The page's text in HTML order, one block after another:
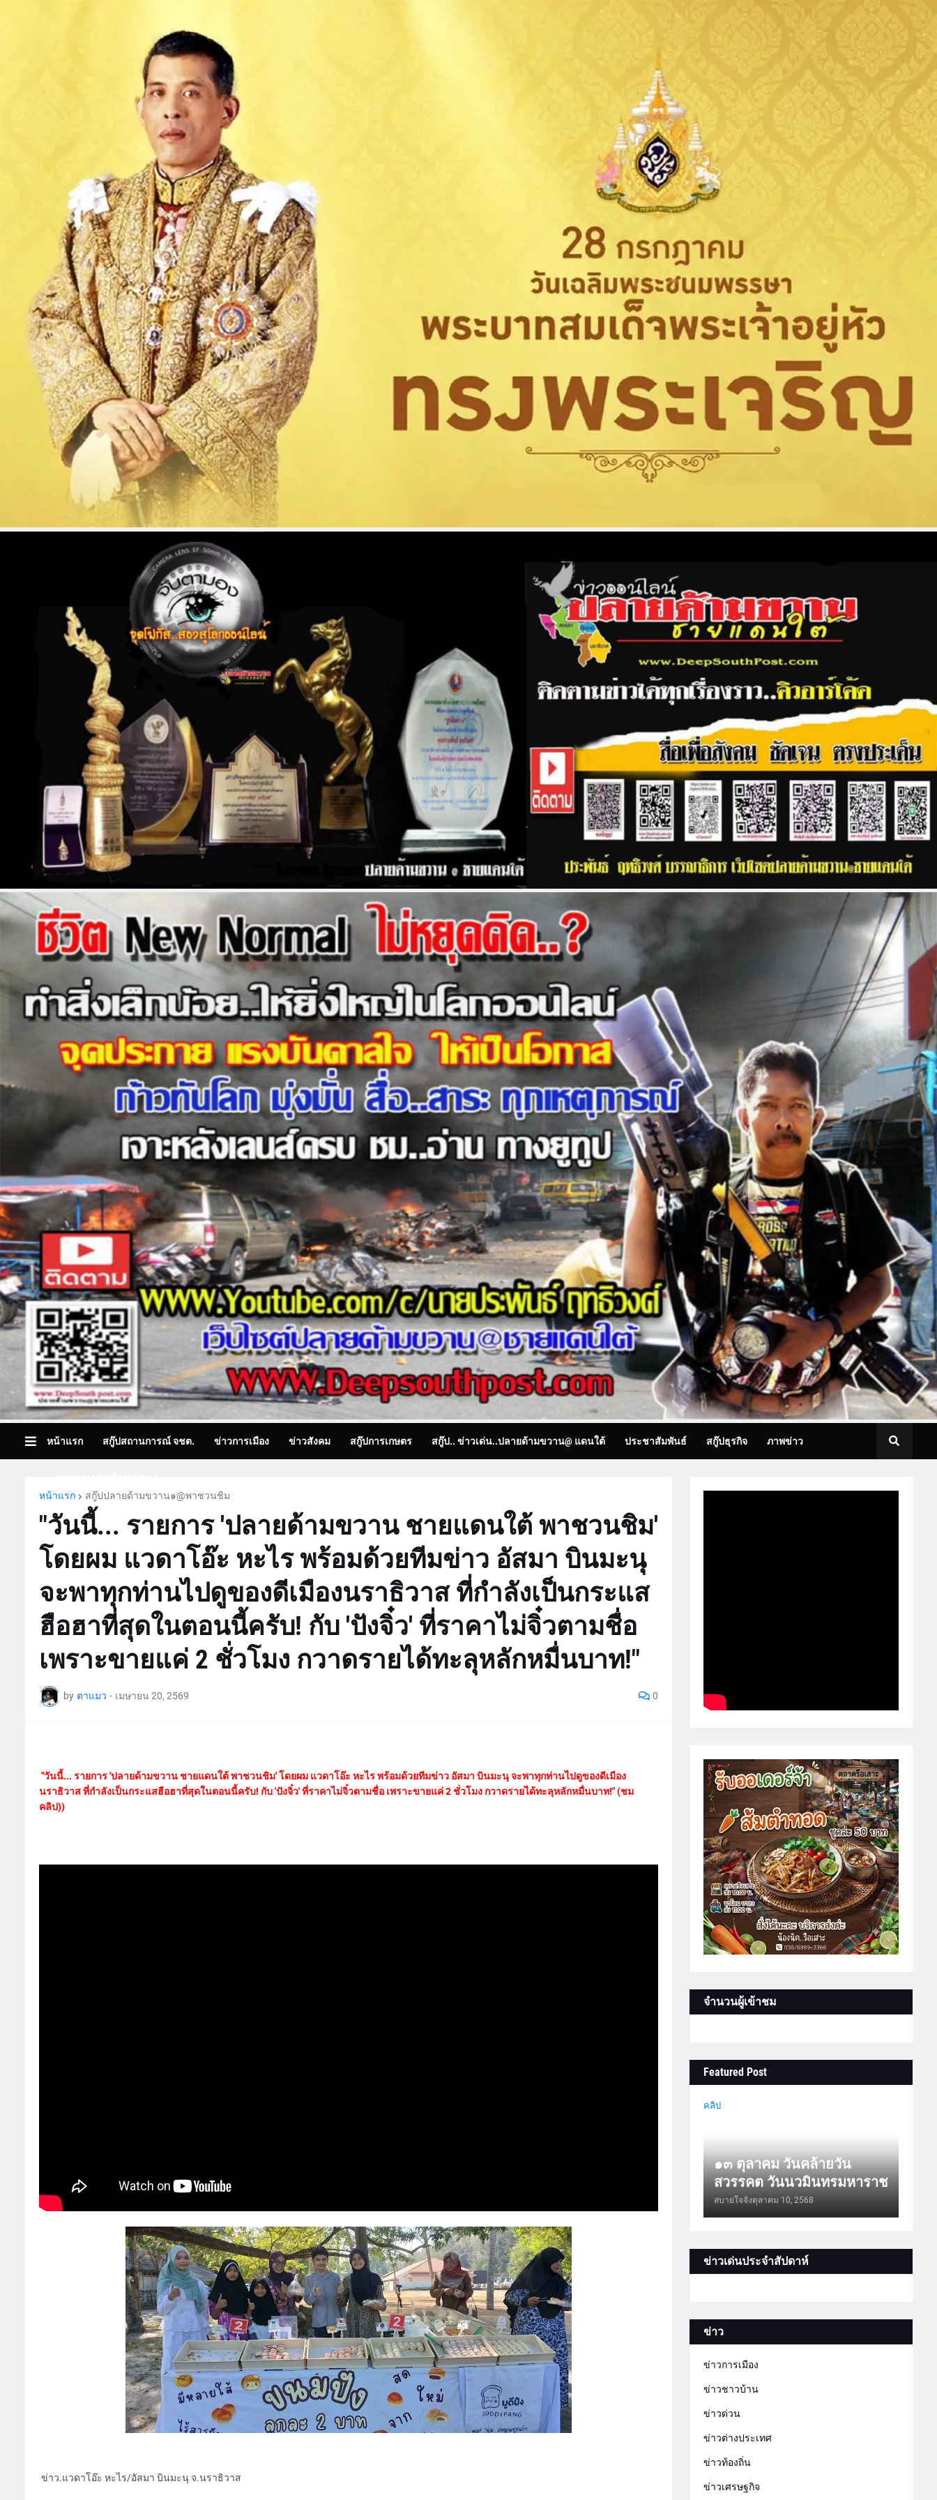
หน้าแรก สกู๊ปสถานการณ์ จชต. ข่าวการเมือง ข่าวสังคม สกู๊ปการเกษตร สกู๊ป.. ข่าวเด่น..ปลายด้ามขวาน@ แดนใต้ ประชาสัมพันธ์ สกู๊ปธุรกิจ ภาพข่าว
หน้าแรก
สกู๊ปปลายด้ามขวาน๑@พาชวนชิม
"วันนี้... รายการ 'ปลายด้ามขวาน ชายแดนใต้ พาชวนชิม'
โดยผม แวดาโอ๊ะ หะไร พร้อมด้วยทีมข่าว อัสมา บินมะนุ
จะพาทุกท่านไปดูของดีเมืองนราธิวาส ที่กำลังเป็นกระแส
ฮือฮาที่สุดในตอนนี้ครับ! กับ 'ปังจิ๋ว' ที่ราคาไม่จิ๋วตามชื่อ
เพราะขายแค่ 2 ชั่วโมง กวาดรายได้ทะลุหลักหมื่นบาท!"
by ตาแมว - เมษายน 20, 2569 0
"วันนี้... รายการ 'ปลายด้ามขวาน ชายแดนใต้ พาชวนชิม' โดยผม แวดาโอ๊ะ หะไร พร้อมด้วยทีมข่าว อัสมา บินมะนุ จะพาทุกท่านไปดูของดีเมือง
นราธิวาส ที่กำลังเป็นกระแสฮือฮาที่สุดในตอนนี้ครับ! กับ 'ปังจิ๋ว' ที่ราคาไม่จิ๋วตามชื่อ เพราะขายแค่ 2 ชั่วโมง กวาดรายได้ทะลุหลักหมื่นบาท!" (ชม
คลิป))
ข่าว.แวดาโอ๊ะ หะไร/อัสมา บินมะนุ จ.นราธิวาส
จำนวนผู้เข้าชม
Featured Post
คลิป
๑๓ ตุลาคม วันคล้ายวัน
สวรรคต วันนวมินทรมหาราช
สบายใจจังตุลาคม 10, 2568
ข่าวเด่นประจำสัปดาห์
ข่าว
ข่าวการเมือง
ข่าวชาวบ้าน
ข่าวด่วน
ข่าวต่างประเทศ
ข่าวท้องถิ่น
ข่าวเศรษฐกิจ